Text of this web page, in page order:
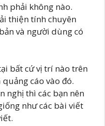
phải không nào.
thiện tính chuyên
và người dùng có
bất cứ vị trí nào trên
cáo vào đó.
nghị thì các bạn nên
như các bài viết